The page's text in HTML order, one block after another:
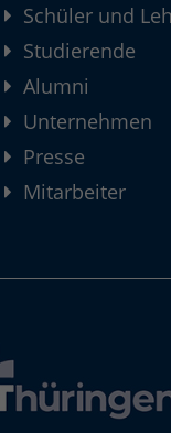
Schüler und
Studierende
Alumni
Unternehmen
Presse
Mitarbeiter